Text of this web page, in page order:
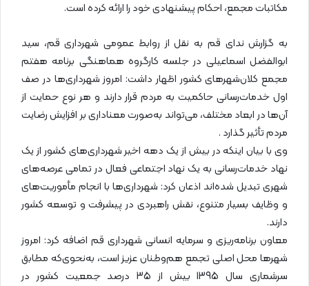
مکاتبات مجمع، احکام پیشنهادی خود را ارائه کرده است.
به گزارش ندای قم به نقل از روابط عمومی شهرداری قم، سید
ابوالفضل اسماعیلی در جلسه کارگروه هماهنگی برنامه هفتم
مجمع کلان‌شهرهای کشور اظهار داشت: امروز شهرداری‌ها در صف
اول خدمات‌رسانی حاکمیت به مردم قرار دارند و هر نوع حمایت از
آن‌ها در ابعاد مختلف، می‌تواند به‌صورت معناداری بر افزایش رضایت
مردم تأثیر گذارد .
وی با بیان اینکه در بیش از یک دهه اخیر شهرداری‌های کشور از یک
نهاد خدمات‌رسانی به یک نهاد اجتماعی فعال در تمامی عرصه‌های
شهری تبدیل شده‌اند اذعان کرد: شهرداری‌ها با انجام مأموریت‌های
و وظایف بسیار متنوع، نقش راهبردی در پیشرفت و توسعه کشور
دارند.
معاون برنامه‌ریزی و سرمایه انسانی شهرداری قم اضافه کرد: امروز
شهرها محل اصلی تجمع هم‌وطنان عزیز است، به‌نحوی‌که مطابق
سرشماری سال 1395 بیش از 35 درصد جمعیت کشور در